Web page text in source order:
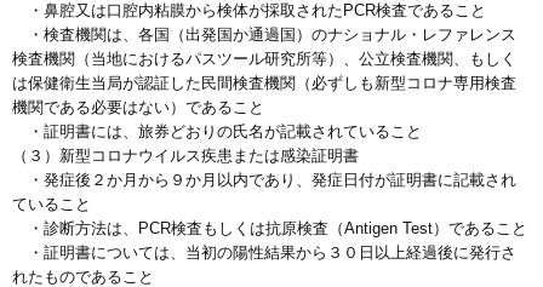
・鼻腔又は口腔内粘膜から検体が採取されたPCR検査であること
・検査機関は、各国（出発国か通過国）のナショナル・レファレンス
検査機関（当地におけるパスツール研究所等）、公立検査機関、もしく
は保健衛生当局が認証した民間検査機関（必ずしも新型コロナ専用検査
機関である必要はない）であること
・証明書には、旅券どおりの氏名が記載されていること
（３）新型コロナウイルス疾患または感染証明書
・発症後２か月から９か月以内であり、発症日付が証明書に記載され
ていること
・診断方法は、PCR検査もしくは抗原検査（Antigen Test）であること
・証明書については、当初の陽性結果から３０日以上経過後に発行さ
れたものであること